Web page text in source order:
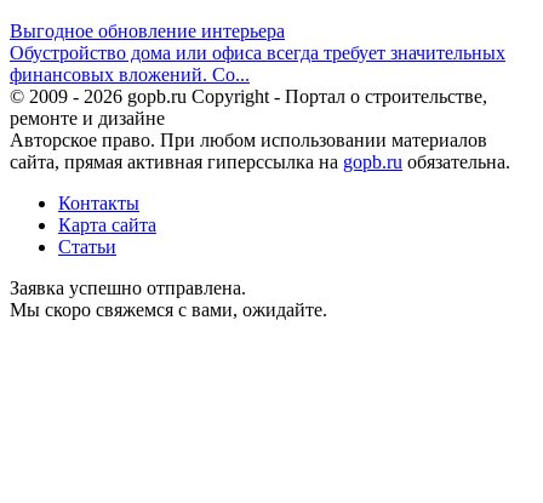
Выгодное обновление интерьера
Обустройство дома или офиса всегда требует значительных
финансовых вложений. Со...
© 2009 - 2026 gopb.ru Copyright - Портал о строительстве,
ремонте и дизайне
Авторское право. При любом использовании материалов
сайта, прямая активная гиперссылка на gopb.ru обязательна.
Контакты
Карта сайта
Статьи
Заявка успешно отправлена.
Мы скоро свяжемся с вами, ожидайте.